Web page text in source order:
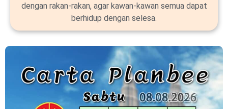
dengan rakan-rakan, agar kawan-kawan semua dapat
berhidup dengan selesa.